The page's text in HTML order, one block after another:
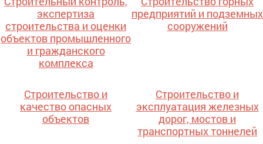
экспертиза
строительства и оценки
объектов промышленного
и гражданского
комплекса
предприятий и подземных
сооружений
Строительство и
качество опасных
объектов
Строительство и
эксплуатация железных
дорог, мостов и
транспортных тоннелей